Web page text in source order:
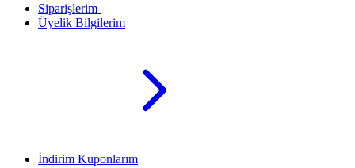
Siparişlerim
Üyelik Bilgilerim
İndirim Kuponlarım